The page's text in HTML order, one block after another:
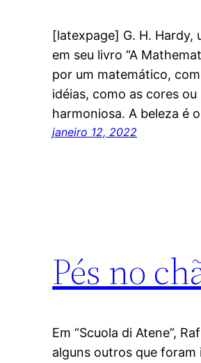
[latexpage] G. H. Hardy,
em seu livro “A
por um matemático,
idéias, como as cores
harmoniosa. A beleza é
janeiro 12, 2022
Pés no
Em “Scuola di Atene”,
alguns outros que foram